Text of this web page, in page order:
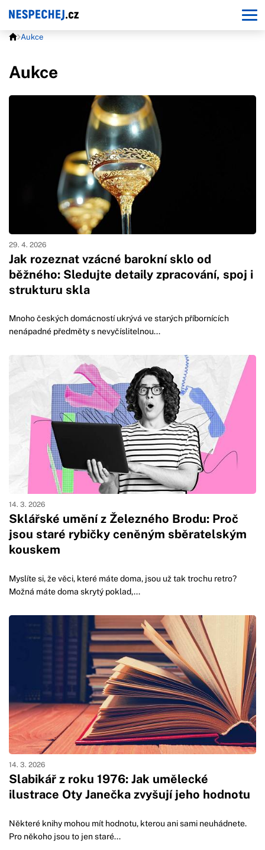
Aukce
Aukce
Jak rozeznat vzácné barokní sklo od
běžného: Sledujte detaily zpracování, spoj i
strukturu skla
29. 4. 2026
Mnoho českých domácností ukrývá ve starých příbornících
nenápadné předměty s nevyčíslitelnou...
Sklářské umění z Železného Brodu: Proč
jsou staré rybičky ceněným sběratelským
kouskem
14. 3. 2026
Myslíte si, že věci, které máte doma, jsou už tak trochu retro?
Možná máte doma skrytý poklad,...
Slabikář z roku 1976: Jak umělecké
ilustrace Oty Janečka zvyšují jeho hodnotu
14. 3. 2026
Některé knihy mohou mít hodnotu, kterou ani sami neuhádnete.
Pro někoho jsou to jen staré...